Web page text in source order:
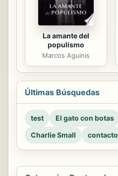
La amante del
populismo
Marcos Aguinis
Últimas Búsquedas
test El gato con botas
Charlie Small
contacto